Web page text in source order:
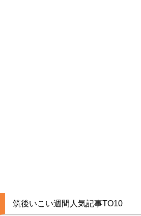
筑後いこい週間人気記事TO10